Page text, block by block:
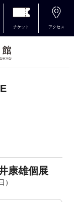
チケット アクセス
康雄個展